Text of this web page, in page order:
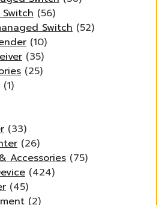
Switch (56)
Switch (52)
(10)
(35)
(25)
(1)
(33)
(26)
Accessories (75)
(424)
(45)
(2)